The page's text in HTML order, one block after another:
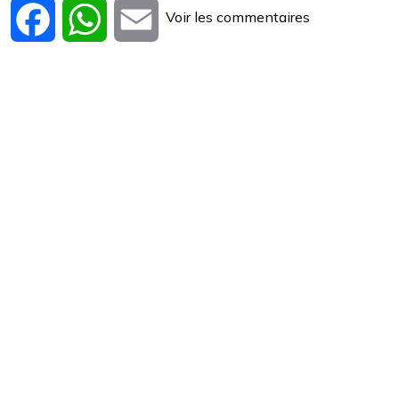
Facebook WhatsApp
Email
Voir les commentaires